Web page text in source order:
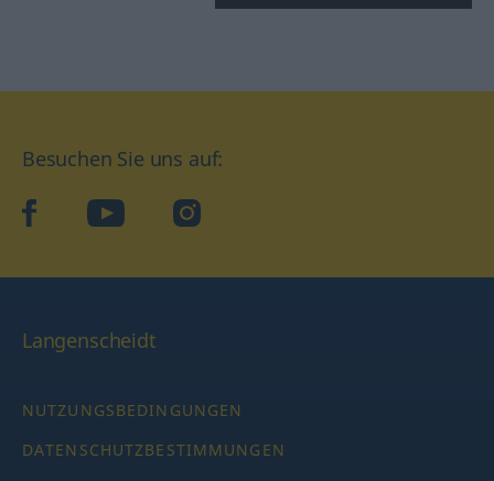
Besuchen Sie uns auf:
facebookYouTube Instagram
Langenscheidt
NUTZUNGSBEDINGUNGEN
DATENSCHUTZBESTIMMUNGEN